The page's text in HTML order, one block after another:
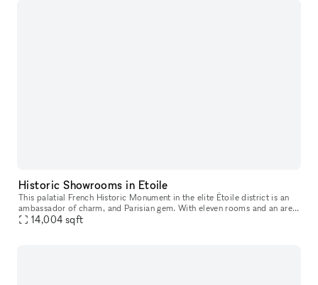
Historic Showrooms in Etoile
This palatial French Historic Monument in the elite Étoile district is an
ambassador of charm, and Parisian gem. With eleven rooms and an area
of 1301m², you are hard-pressed to find a more phenomena
14,004 sqft